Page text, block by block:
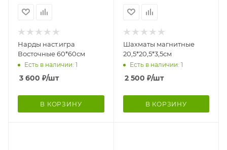
Нарды наст.игра
Восточные 60*60см
Есть в наличии: 1
3 600 ₽/шт
В КОРЗИНУ
Шахматы магнитные
20,5*20,5*3,5см
Есть в наличии: 1
2 500 ₽/шт
В КОРЗИНУ